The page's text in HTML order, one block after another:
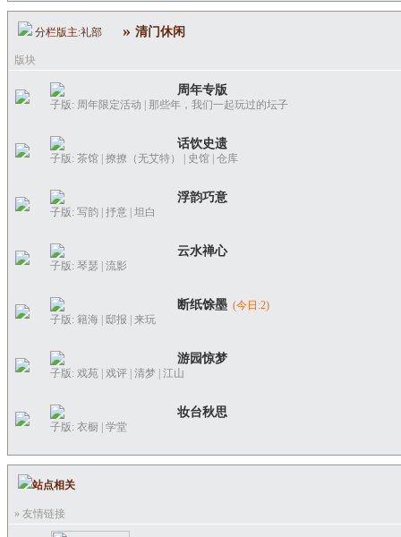
分栏版主:礼部 » 清门休闲
版块
周年专版
子版: 周年限定活动 那些年，我们一起玩过的坛子
话饮史遗
子版: 茶馆 |撩撩（无艾特） 史馆 |仓库
浮韵巧意
子版: 写韵 |抒意 |坦白
云水禅心
子版: 琴瑟 |流影
断纸馀墨 (今日:2)
子版: 籍海 邸报 |来玩
游园惊梦
子版: 戏苑 |戏评 |清梦 |江山
妆台秋思
子版: 衣橱 |学堂
站点相关
» 友情链接